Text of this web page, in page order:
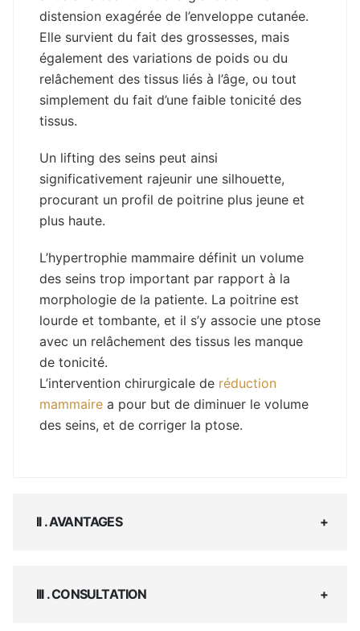
distension exagérée de l’enveloppe cutanée.
Elle survient du fait des grossesses, mais
également des variations de poids ou du
relâchement des tissus liés à l’âge, ou tout
simplement du fait d’une faible tonicité des
tissus.
Un lifting des seins peut ainsi
significativement rajeunir une silhouette,
procurant un profil de poitrine plus jeune et
plus haute.
L’hypertrophie mammaire définit un volume
des seins trop important par rapport à la
morphologie de la patiente. La poitrine est
lourde et tombante, et il s’y associe une ptose
avec un relâchement des tissus les manque
de tonicité.
L’intervention chirurgicale de réduction
mammaire a pour but de diminuer le volume
des seins, et de corriger la ptose.
II . AVANTAGES
III . CONSULTATION